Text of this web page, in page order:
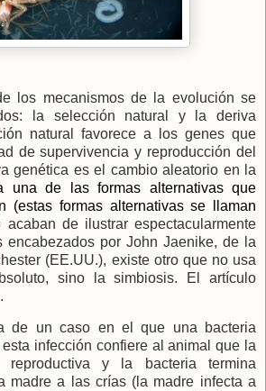
los mecanismos de la evolución se
la selección natural y la deriva
natural favorece a los genes que
de supervivencia y reproducción del
genética es el cambio aleatorio en la
una de las formas alternativas que
(estas formas alternativas se llaman
acaban de ilustrar espectacularmente
encabezados por John Jaenike, de la
(EE.UU.), existe otro que no usa
sino la simbiosis. El artículo
.
de un caso en el que una bacteria
infección confiere al animal que la
reproductiva y la bacteria termina
madre a las crías (la madre infecta a